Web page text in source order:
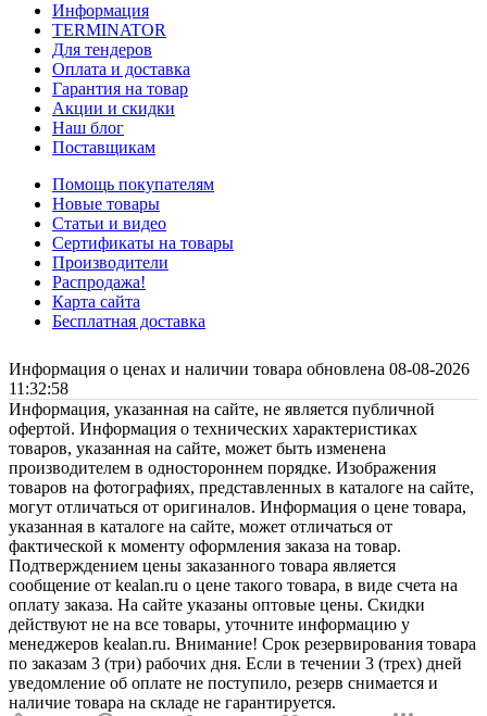
Информация
TERMINATOR
Для тендеров
Оплата и доставка
Гарантия на товар
Акции и скидки
Наш блог
Поставщикам
Помощь покупателям
Новые товары
Статьи и видео
Сертификаты на товары
Производители
Распродажа!
Карта сайта
Бесплатная доставка
Информация о ценах и наличии товара обновлена 08-08-2026
11:32:58
Информация, указанная на сайте, не является публичной
офертой. Информация о технических характеристиках
товаров, указанная на сайте, может быть изменена
производителем в одностороннем порядке. Изображения
товаров на фотографиях, представленных в каталоге на сайте,
могут отличаться от оригиналов. Информация о цене товара,
указанная в каталоге на сайте, может отличаться от
фактической к моменту оформления заказа на товар.
Подтверждением цены заказанного товара является
сообщение от kealan.ru о цене такого товара, в виде счета на
оплату заказа. На сайте указаны оптовые цены. Скидки
действуют не на все товары, уточните информацию у
менеджеров kealan.ru. Внимание! Срок резервирования товара
по заказам 3 (три) рабочих дня. Если в течении 3 (трех) дней
уведомление об оплате не поступило, резерв снимается и
наличие товара на складе не гарантируется.